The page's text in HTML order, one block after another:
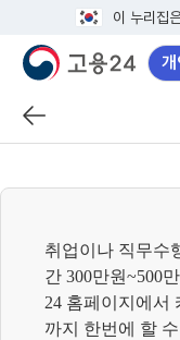
이 누리집
개
이
취업이나 직무수
간 300만원~500
24 홈페이지에서
까지 한번에 할